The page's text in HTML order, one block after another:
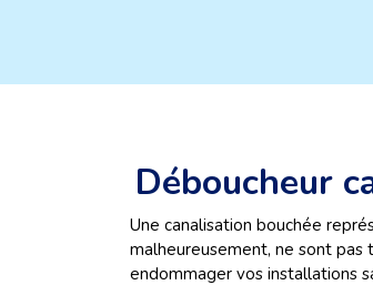
Déboucheur
Une canalisation bouchée
malheureusement, ne sont
endommager vos installations